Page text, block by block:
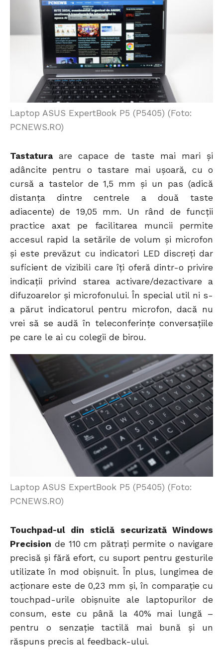
Laptop ASUS ExpertBook P5 (P5405) (Foto:
PCNEWS.RO)
Tastaturaare capace de taste mai mari și
adâncite pentru o tastare mai ușoară, cu o
cursă a tastelor de 1,5 mm și un pas (adică
distanța dintre centrele a două taste
adiacente) de 19,05 mm. Un rând de funcții
practice axat pe facilitarea muncii permite
accesul rapid la setările de volum și microfon
și este prevăzut cu indicatori LED discreți dar
suficient de vizibili care îți oferă dintr-o privire
indicații privind starea activare/dezactivare a
difuzoarelor și microfonului. În special util ni s-
a părut indicatorul pentru microfon, dacă nu
vrei să se audă în teleconferințe conversațiile
pe care le ai cu colegii de birou.
Laptop ASUS ExpertBook P5 (P5405) (Foto:
PCNEWS.RO)
Touchpad-ul din sticlă securizată Windows
Precision de 110 cm pătrați permite o navigare
precisă și fără efort, cu suport pentru gesturile
utilizate în mod obișnuit. În plus, lungimea de
acționare este de 0,23 mm și, în comparație cu
touchpad-urile obișnuite ale laptopurilor de
consum, este cu până la 40% mai lungă –
pentru o senzație tactilă mai bună și un
răspuns precis al feedback-ului.